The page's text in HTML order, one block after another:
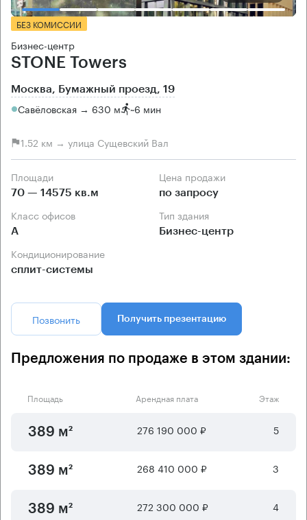
БЕЗ КОМИССИИ
Бизнес-центр
STONE Towers
Москва, Бумажный проезд, 19
Савёловская → 630 м ~6 мин
1.52 км → улица Сущевский Вал
Площади
70 — 14575 кв.м
Цена продажи
по запросу
Класс офисов
А
Тип здания
Бизнес-центр
Кондиционирование
сплит-системы
Позвонить Получить презентацию
Предложения по продаже в этом здании:
Площадь Арендная плата Этаж
389 м² 276 190 000 ₽ 5
389 м² 268 410 000 ₽ 3
389 м² 272 300 000 ₽ 4